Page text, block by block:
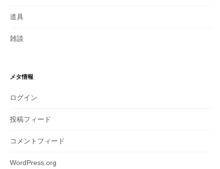
道具
雑談
メタ情報
ログイン
投稿フィード
コメントフィード
WordPress.org